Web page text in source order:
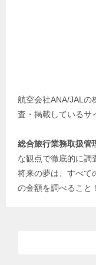
航空会社ANA/JALの
査・掲載しているサ
総合旅行業務取扱管
な観点で徹底的に調
将来の夢は、すべて
の金額を調べること！